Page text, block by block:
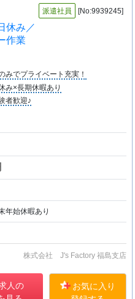
派遣社員 [No:9939245]
休み／
作業
みでプライベート充実！
み×長期休暇あり
者歓迎♪
年始休暇あり
株式会社 J's Factory 福島支店
人の
お気に入り